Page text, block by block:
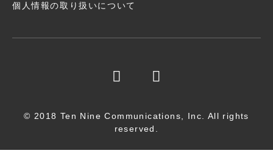
個人情報の取り扱いについて
© 2018 Ten Nine Communications, Inc. All rights
reserved.